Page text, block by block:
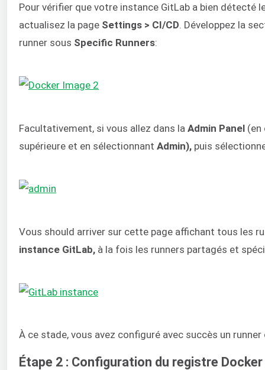
Pour vérifier que votre instance GitLab a bien détecté
actualisez la page Settings > CI/CD . Développez la
runner sous Specific Runners:
Facultativement, si vous allez dans la Admin Panel (en
supérieure et en sélectionnant Admin), puis
Vous should arriver sur cette page affichant tous les
instance GitLab, à la fois les runners partagés et
À ce stade, vous avez configuré avec succès un
Étape 2 : Configuration du registre